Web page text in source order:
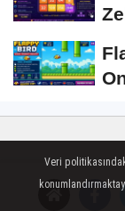
Künye
Veri